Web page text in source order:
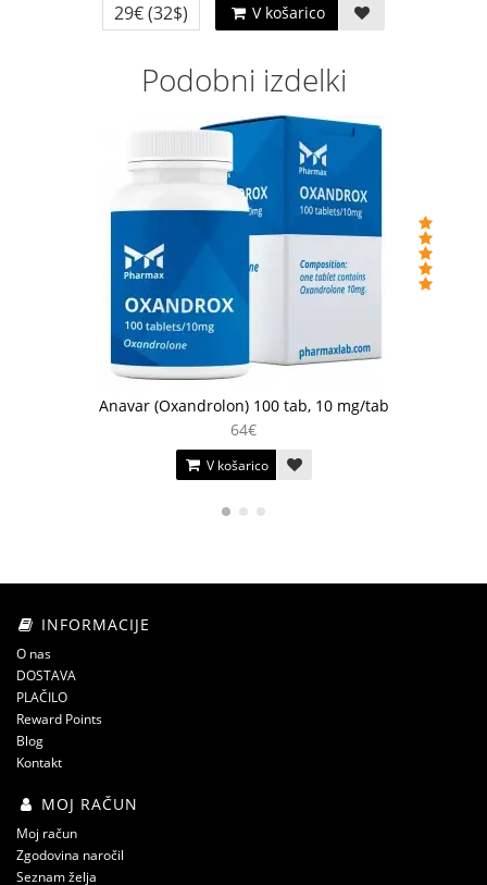
29€(32$) V košarico
Podobni izdelki
Anavar (Oxandrolon) 100 tab, 10 mg/tab
64€
V košarico
INFORMACIJE
O nas
DOSTAVA
PLAČILO
Reward Points
Blog
Kontakt
MOJ RAČUN
Moj račun
Zgodovina naročil
Seznam želja